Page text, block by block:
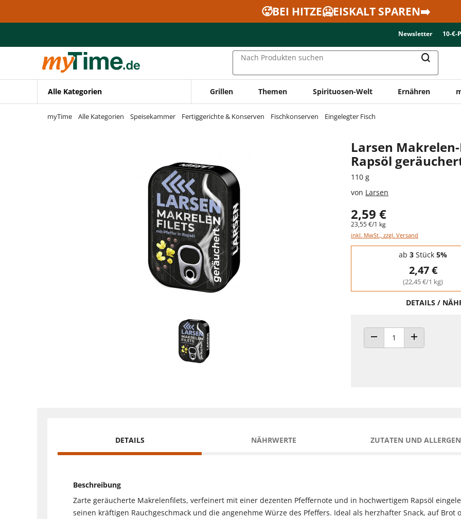
Zur Navigation springen
🥵BEI HITZE🥶EISKALT SPAREN➡️
Newsletter 10-€-
Nach Produkten suchen
Alle Kategorien Grillen Themen Spirituosen-Welt Ernähren
myTime Alle Kategorien Speisekammer Fertiggerichte & Konserven Fischkonserven Eingelegter Fisch
Larsen
Rapsöl
110 g
von Larsen
2,59 €
23,55 €/1 kg
inkl. MwSt., zzgl. Versand
Staffelpreise - Mengenrabatt
ab 3 Stück 5%
2,47 €
(22,45 €/1 kg)
DETAILS /
ANZAHL VERRINGERN
ANZAHL
DETAILS NÄHRWERTE ZUTATEN UND
Beschreibung
Zarte geräucherte Makrelenfilets, verfeinert mit einer dezenten Pfeffernote und in hochwertigem Rapsöl
seinen kräftigen Rauchgeschmack und die angenehme Würze des Pfeffers. Ideal als herzhafter Snack, auf